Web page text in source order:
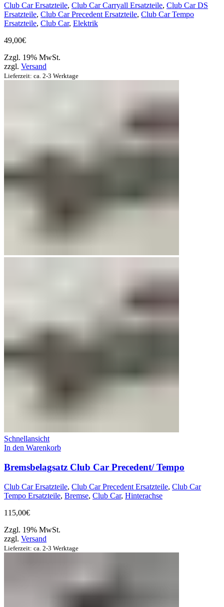
Club Car Ersatzteile, Club Car Carryall Ersatzteile, Club Car DS
Ersatzteile, Club Car Precedent Ersatzteile, Club Car Tempo
Ersatzteile, Club Car, Elektrik
49,00€
Zzgl. 19% MwSt.
zzgl. Versand
Lieferzeit: ca. 2-3 Werktage
Schnellansicht
In den Warenkorb
Bremsbelagsatz Club Car Precedent/ Tempo
Club Car Ersatzteile, Club Car Precedent Ersatzteile, Club Car
Tempo Ersatzteile, Bremse, Club Car, Hinterachse
115,00€
Zzgl. 19% MwSt.
zzgl. Versand
Lieferzeit: ca. 2-3 Werktage